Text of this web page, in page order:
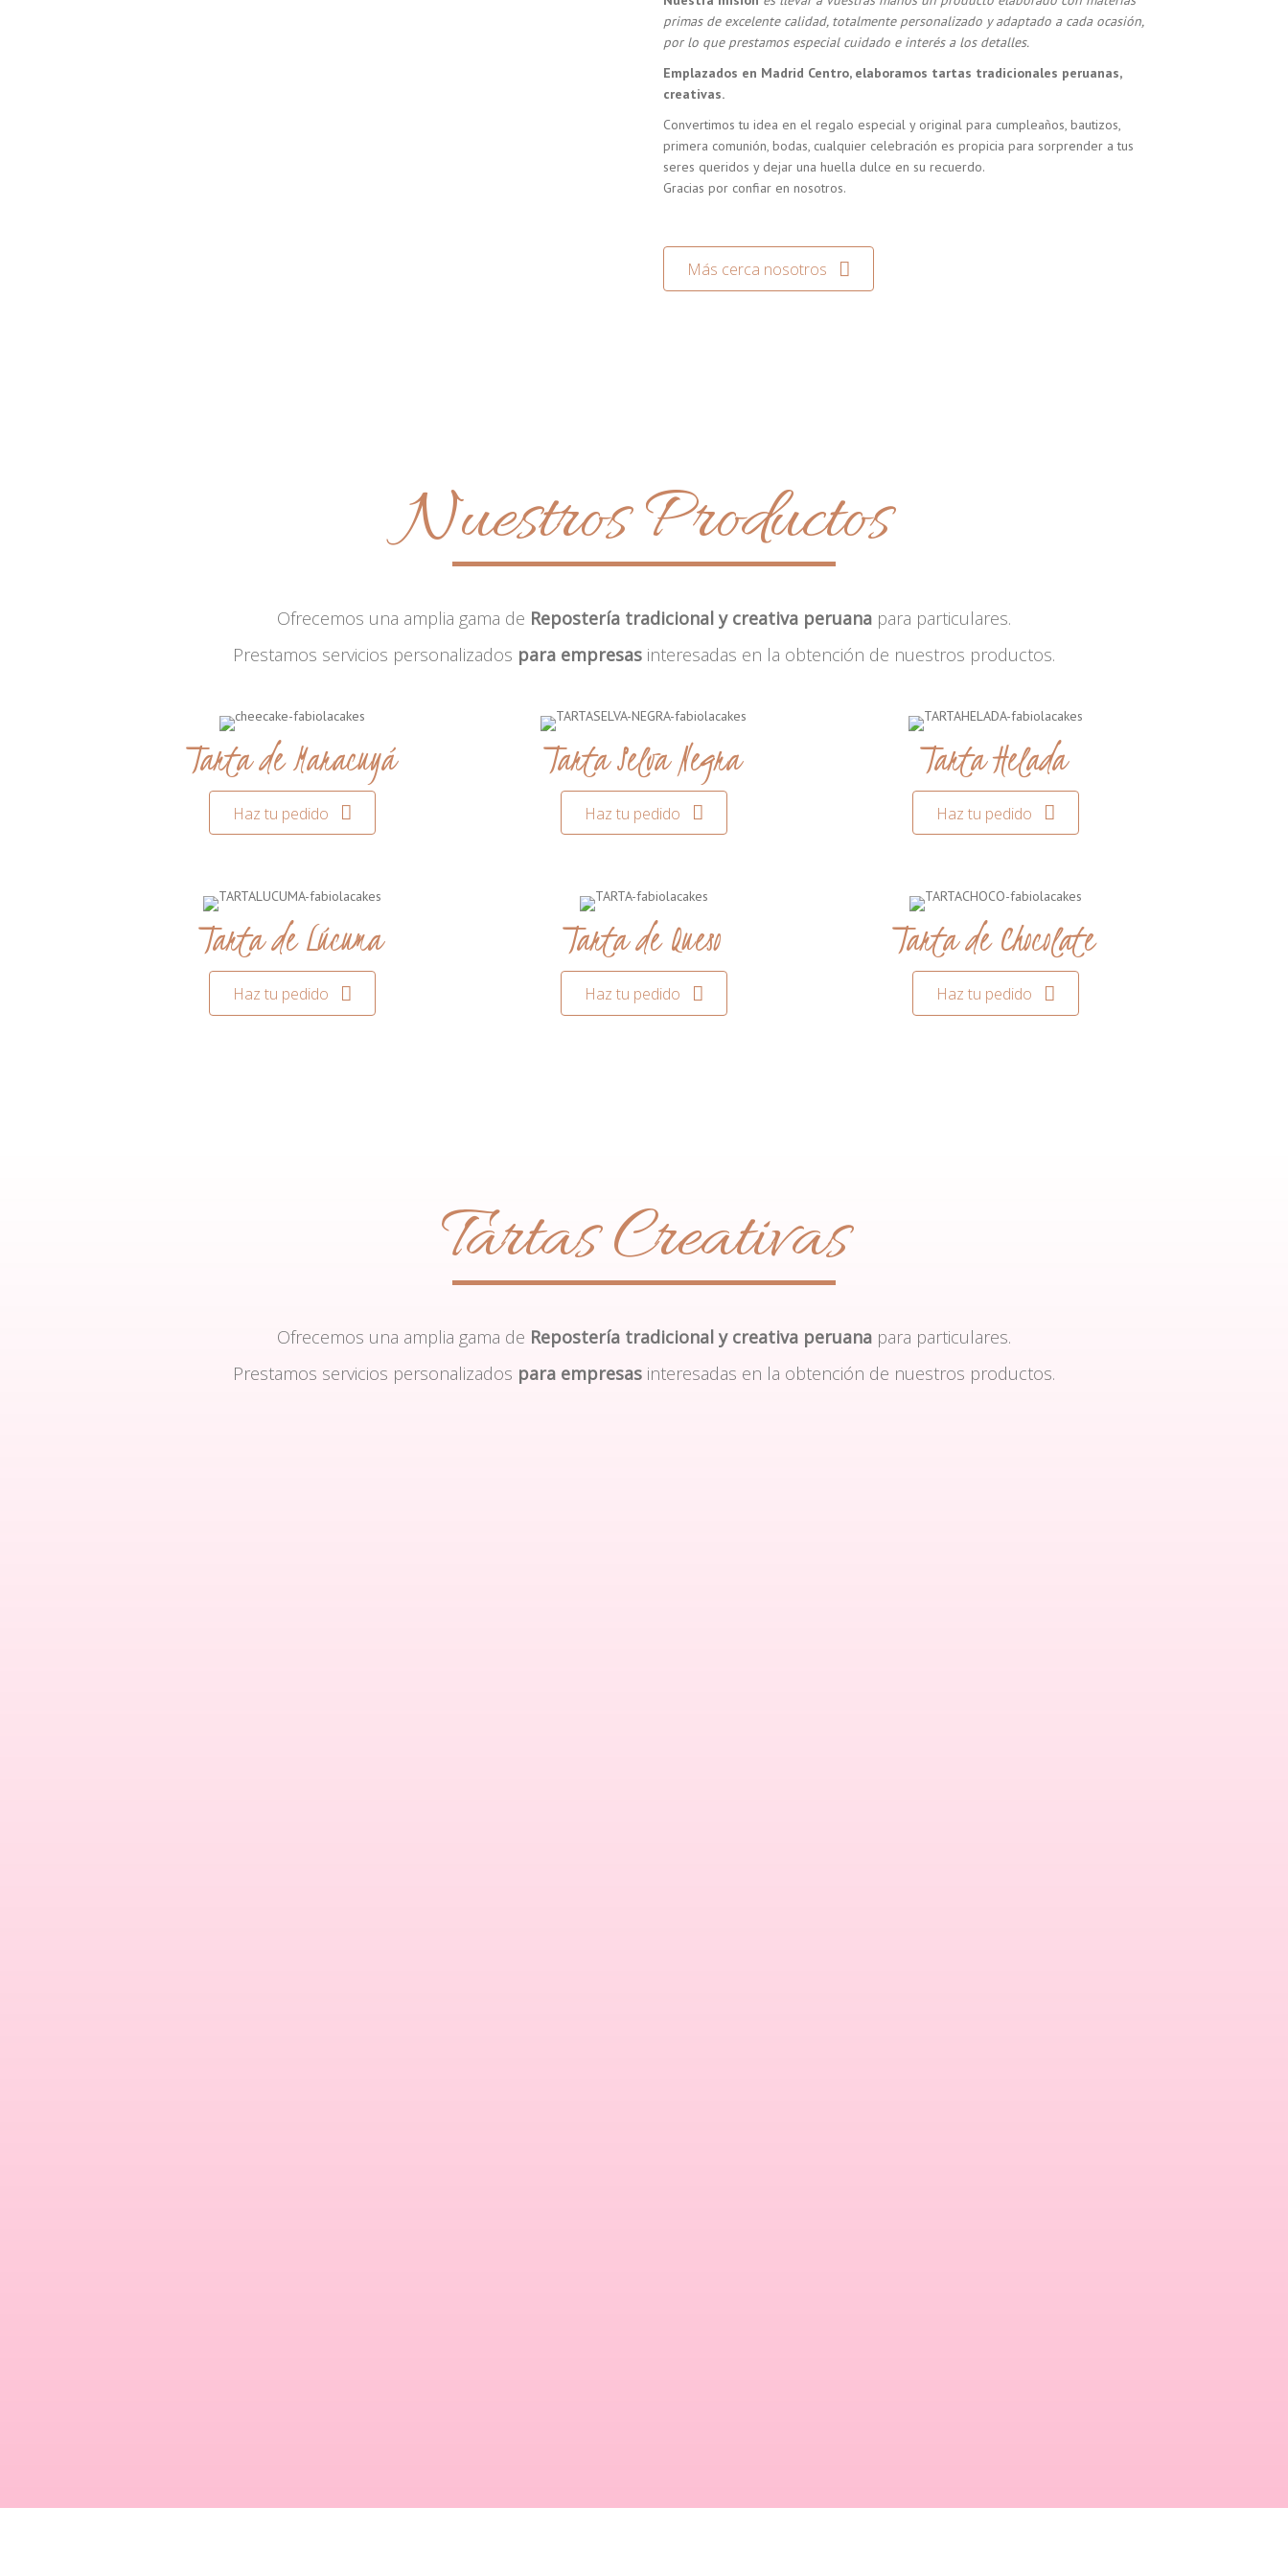
primas de excelente calidad, totalmente personalizado y adaptado a cada ocasión,
por lo que prestamos especial cuidado e interés a los detalles.
Emplazados en Madrid Centro, elaboramos tartas tradicionales peruanas,
creativas.
Convertimos tu idea en el regalo especial y original para cumpleaños, bautizos,
primera comunión, bodas, cualquier celebración es propicia para sorprender a tus
seres queridos y dejar una huella dulce en su recuerdo.
Gracias por confiar en nosotros.
Más cerca nosotros
Nuestros Productos
Ofrecemos una amplia gama de Repostería tradicional y creativa peruana para particulares.
Prestamos servicios personalizados para empresas interesadas en la obtención de nuestros productos.
Tarta de Maracuyá
Haz tu pedido
Tarta Selva Negra
Haz tu pedido
Tarta Helada
Haz tu pedido
Tarta de Lúcuma
Haz tu pedido
Tarta de Queso
Haz tu pedido
Tarta de Chocolate
Haz tu pedido
Tartas Creativas
Ofrecemos una amplia gama de Repostería tradicional y creativa peruana para particulares.
Prestamos servicios personalizados para empresas interesadas en la obtención de nuestros productos.